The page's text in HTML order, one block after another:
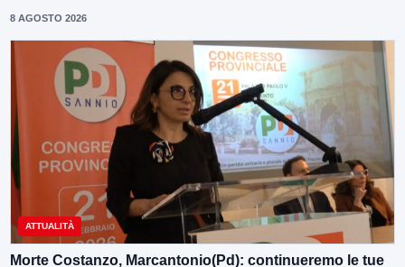
8 AGOSTO 2026
ATTUALITÀ
Morte Costanzo, Marcantonio(Pd): continueremo le tue